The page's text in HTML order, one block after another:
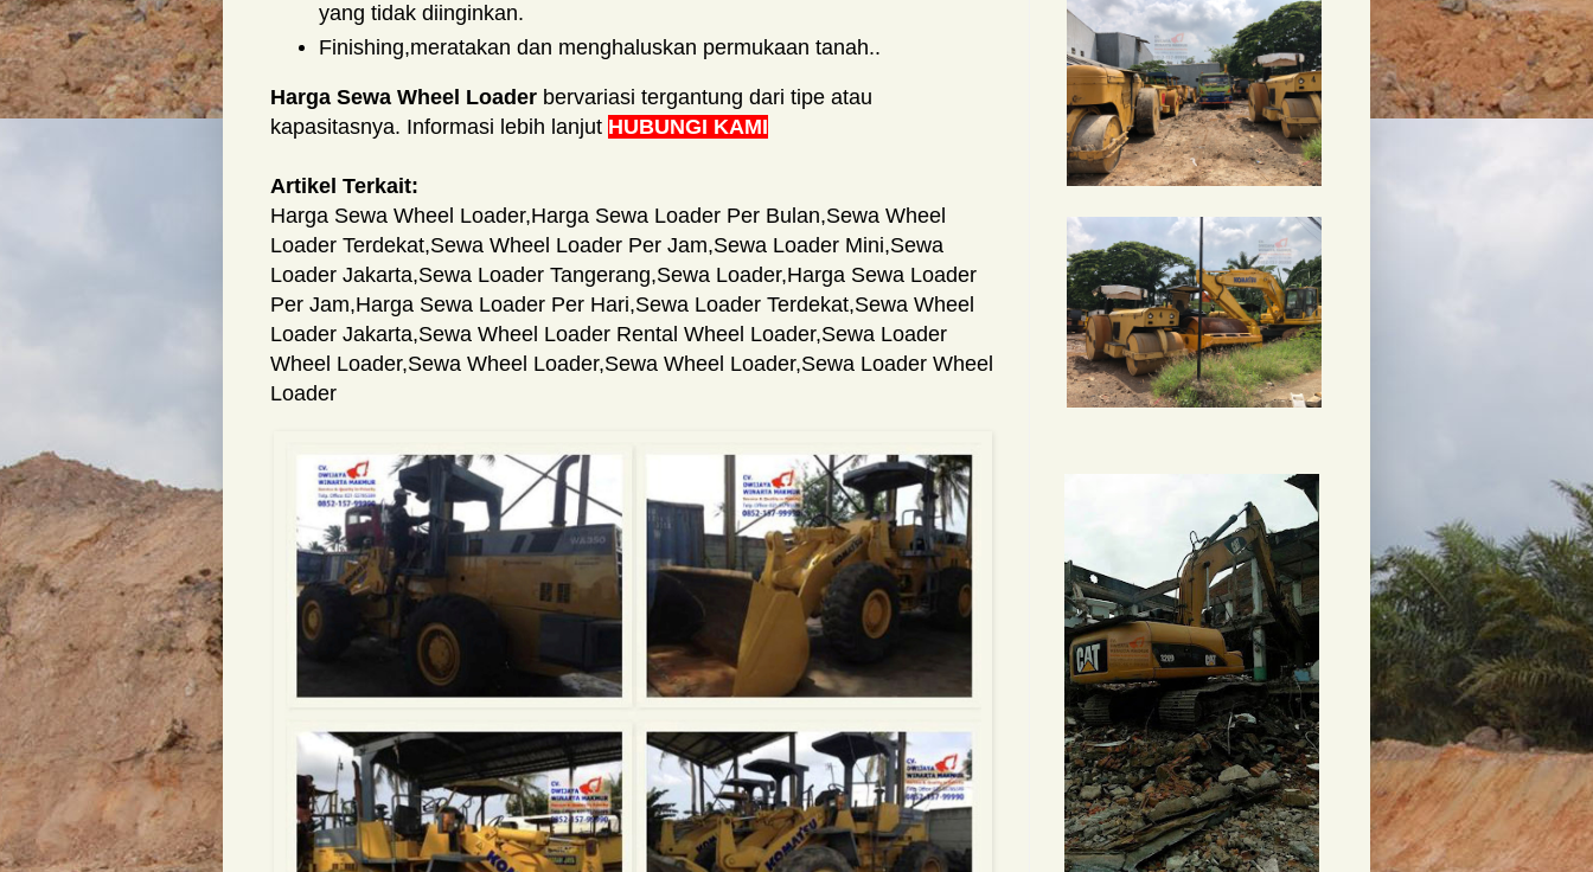
yang tidak diinginkan.
Finishing,meratakan dan menghaluskan permukaan tanah..
Harga Sewa Wheel Loader bervariasi tergantung dari tipe atau
kapasitasnya. Informasi lebih lanjut HUBUNGI KAMI
Artikel Terkait:
Harga Sewa Wheel Loader,Harga Sewa Loader Per Bulan,Sewa Wheel
Loader Terdekat,Sewa Wheel Loader Per Jam,Sewa Loader Mini,Sewa
Loader Jakarta,Sewa Loader Tangerang,Sewa Loader,Harga Sewa Loader
Per Jam,Harga Sewa Loader Per Hari,Sewa Loader Terdekat,Sewa Wheel
Loader Jakarta,Sewa Wheel Loader Rental Wheel Loader,Sewa Loader
Wheel Loader,Sewa Wheel Loader,Sewa Wheel Loader,Sewa Loader Wheel
Loader